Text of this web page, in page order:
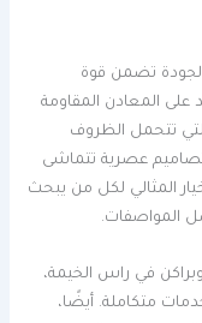
تضمن قوة
على المعادن المقاومة
تتحمل الظروف
تصاميم عصرية تتماشى
المثالي لكل من يبحث
المواصفات.
في راس الخيمة،
متكاملة. أيضًا،